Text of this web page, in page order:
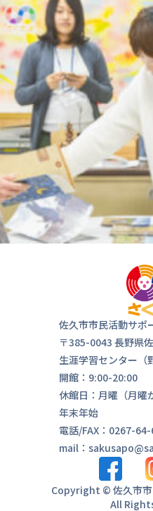
佐久市市民活動サポ
〒385-0043 長野県
生涯学習センター（
開館：9:00-20:00
休館日：月曜（月曜
年末年始
電話/FAX：0267-
mail：
Copyright © 佐久市市
All